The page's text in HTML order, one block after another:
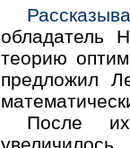
обладатель
теорию
предложил
После их